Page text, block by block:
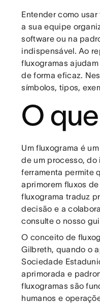
Entender como
a sua equipe
software ou na
indispensável. Ao
fluxogramas
de forma eficaz.
símbolos, tipos,
O
Um fluxograma é
de um processo, do
ferramenta permite
aprimorem fluxos
fluxograma traduz
decisão e a
consulte o nosso
O conceito de
Gilbreth, quando o
Sociedade
aprimorada e
fluxogramas são
humanos e